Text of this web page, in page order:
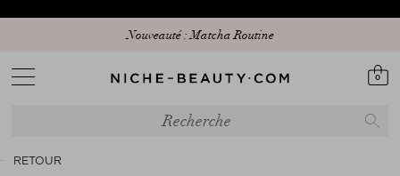
Nouveauté : Matcha Routine
0
RETOUR